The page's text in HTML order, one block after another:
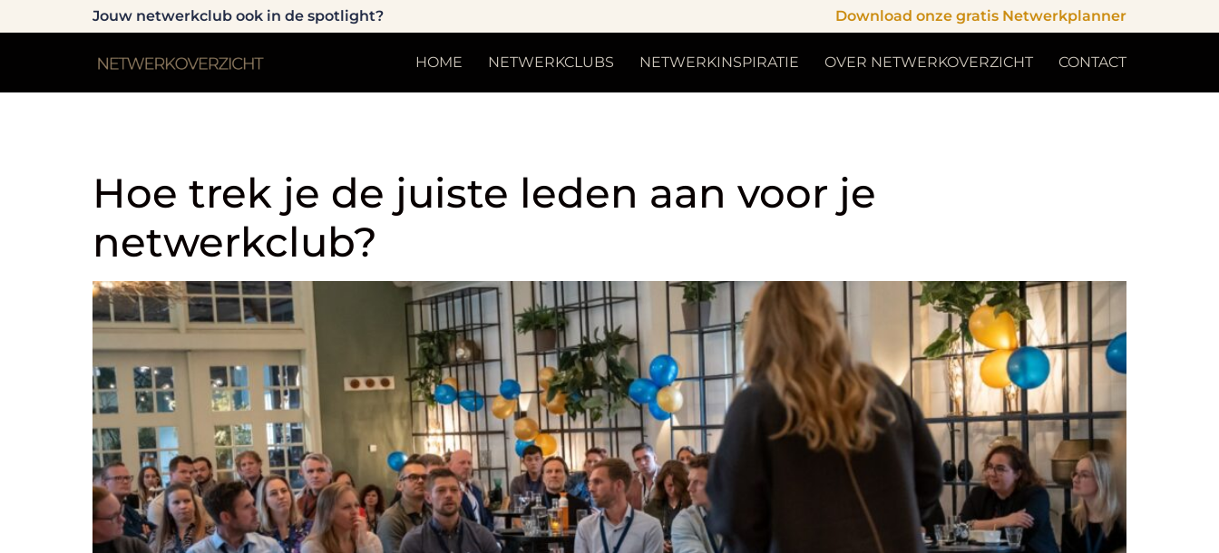
Jouw netwerkclub ook in de spotlight? Download onze gratis Netwerkplanner
HOME NETWERKCLUBS NETWERKINSPIRATIE OVER NETWERKOVERZICHT CONTACT
Hoe trek je de juiste leden aan voor je
netwerkclub?